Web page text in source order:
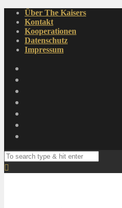
Über The Kaisers
Kontakt
Kooperationen
Datenschutz
Impressum